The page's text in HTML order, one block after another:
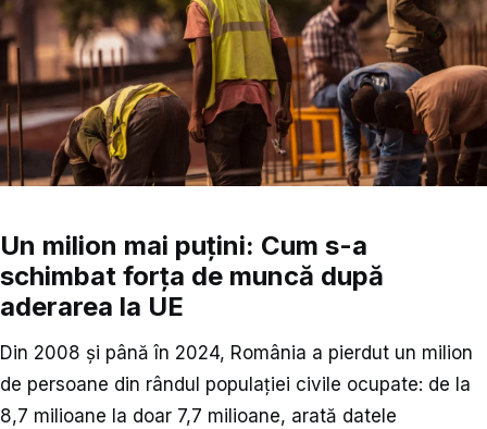
Un milion mai puțini: Cum s-a
schimbat forța de muncă după
aderarea la UE
Din 2008 și până în 2024, România a pierdut un milion
de persoane din rândul populației civile ocupate: de la
8,7 milioane la doar 7,7 milioane, arată datele